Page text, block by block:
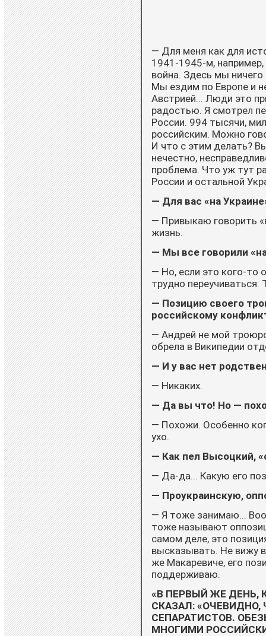
— Для меня как для
1941-1945-м,
война. Здесь мы
Мы ездим по Европе и
Австрией... Люди это
радостью. Я смотрел
России. 994 тысячи,
российским. Можно
И что с этим делать?
нечестно,
проблема. Что уж тут
России и остальной
— Для вас «на
— Привыкаю говорить
жизнь.
— Мы все говорили
— Но, если это кого-то
трудно переучиваться.
— Позицию своего
российскому
— Андрей не мой
обрела в Википедии
— И у вас нет
— Никаких.
— Да вы что! Но —
— Похожи. Особенно
ухо.
— Как пел Высоцкий,
— Да-да... Какую его
— Проукраинскую,
— Я тоже занимаю...
тоже называют
самом деле, это
высказывать. Не вижу
же Макаревиче, его
поддерживаю.
«В ПЕРВЫЙ ЖЕ ДЕНЬ,
СКАЗАЛ: «ОЧЕВИДНО,
СЕПАРАТИСТОВ.
МНОГИМИ